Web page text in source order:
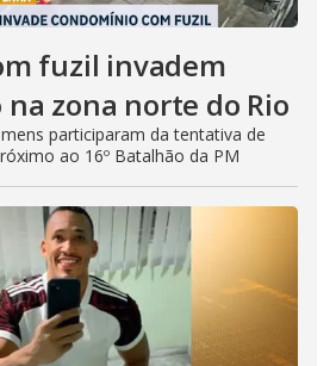
fuzil invadem
zona norte do Rio
participaram da tentativa de
ao 16º Batalhão da PM